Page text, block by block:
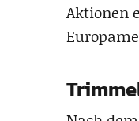
Aktionen